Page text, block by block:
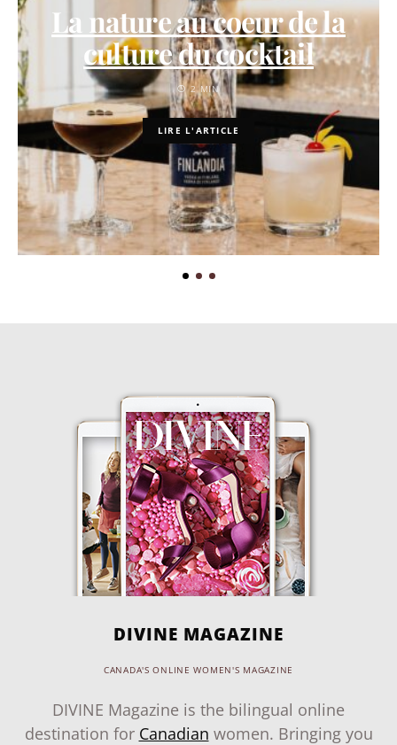
La nature au coeur de la
culture du cocktail
2 MIN
LIRE L'ARTICLE
DIVINE MAGAZINE
CANADA'S ONLINE WOMEN'S MAGAZINE
DIVINE Magazine is the bilingual online
destination for Canadian women. Bringing you